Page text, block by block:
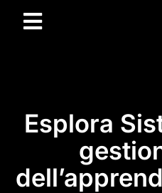
Esplora